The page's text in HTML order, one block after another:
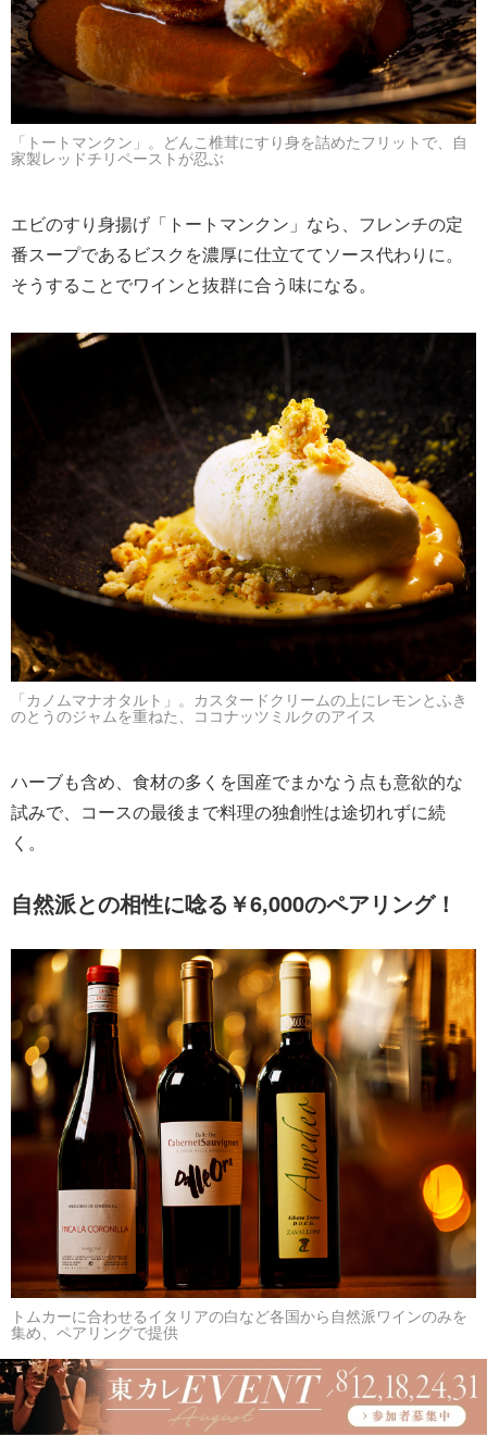
「トートマンクン」。どんこ椎茸にすり身を詰めたフリットで、自
家製レッドチリペーストが忍ぶ
エビのすり身揚げ「トートマンクン」なら、フレンチの定
番スープであるビスクを濃厚に仕立ててソース代わりに。
そうすることでワインと抜群に合う味になる。
「カノムマナオタルト」。カスタードクリームの上にレモンとふき
のとうのジャムを重ねた、ココナッツミルクのアイス
ハーブも含め、食材の多くを国産でまかなう点も意欲的な
試みで、コースの最後まで料理の独創性は途切れずに続
く。
自然派との相性に唸る￥6,000のペアリング！
トムカーに合わせるイタリアの白など各国から自然派ワインのみを
集め、ペアリングで提供
この美味しさと抜群の臨場感をふたりで分かち合えるとは
贅沢の極みだ。